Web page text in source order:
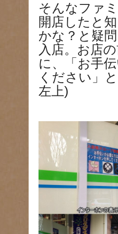
そんなファ
開店したと
かな？と疑
入店。お店
に、「お手
ください」
左上)